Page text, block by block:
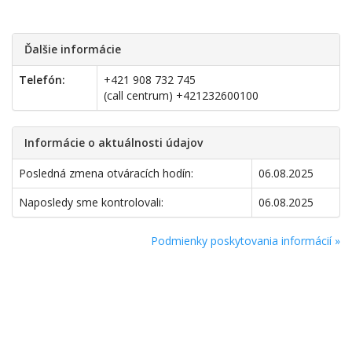
Ďalšie informácie
Telefón:
+421 908 732 745
(call centrum) +421232600100
Informácie o aktuálnosti údajov
Posledná zmena otváracích hodín:
06.08.2025
Naposledy sme kontrolovali:
06.08.2025
Podmienky poskytovania informácií »